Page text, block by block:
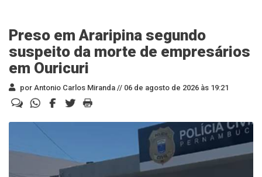
Preso em Araripina segundo
suspeito da morte de empresários
em Ouricuri
por Antonio Carlos Miranda // 06 de agosto de 2026 às 19:21